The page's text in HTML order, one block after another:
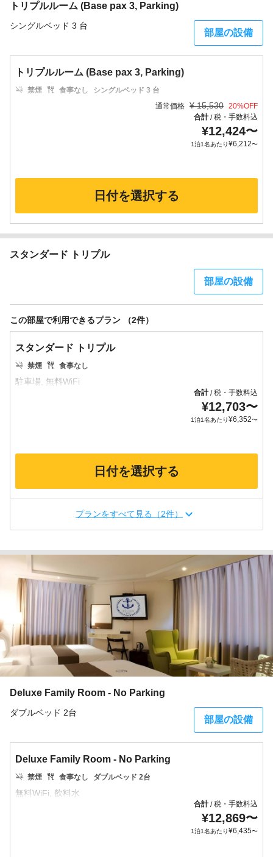
トリプルルーム (Base pax 3, Parking)
シングルベッド 3 台
部屋の設備
トリプルルーム (Base pax 3, Parking)
禁煙 食事なし
シングルベッド 3 台
通常価格 ¥ 15,530 20%OFF
合計/税・手数料込
¥12,424〜
1泊1名あたり¥6,212〜
日付を選択する
スタンダード トリプル
部屋の設備
この部屋で利用できるプラン （2件）
スタンダード トリプル
禁煙 食事なし
合計/税・手数料込
¥12,703〜
1泊1名あたり¥6,352〜
日付を選択する
プランをすべて見る（2件）
Deluxe Family Room - No Parking
ダブルベッド 2台
部屋の設備
Deluxe Family Room - No Parking
禁煙 食事なし ダブルベッド 2台
合計/税・手数料込
¥12,869〜
1泊1名あたり¥6,435〜